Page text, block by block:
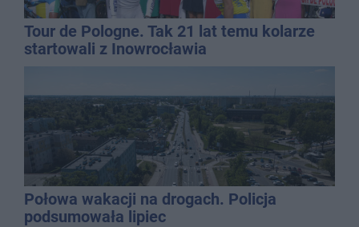
Tour de Pologne. Tak 21 lat temu kolarze
startowali z Inowrocławia
Połowa wakacji na drogach. Policja
podsumowała lipiec